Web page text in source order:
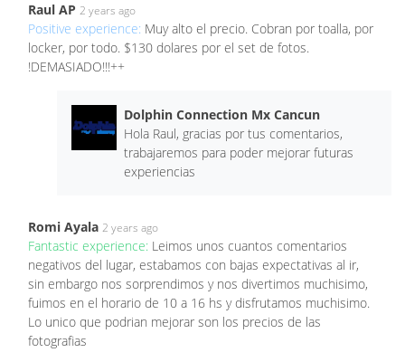
Raul AP 2 years ago
Positive experience: Muy alto el precio. Cobran por toalla, por
locker, por todo. $130 dolares por el set de fotos.
!DEMASIADO!!!++
Dolphin Connection Mx Cancun
Hola Raul, gracias por tus comentarios,
trabajaremos para poder mejorar futuras
experiencias
Romi Ayala 2 years ago
Fantastic experience: Leimos unos cuantos comentarios
negativos del lugar, estabamos con bajas expectativas al ir,
sin embargo nos sorprendimos y nos divertimos muchisimo,
fuimos en el horario de 10 a 16 hs y disfrutamos muchisimo.
Lo unico que podrian mejorar son los precios de las
fotografias